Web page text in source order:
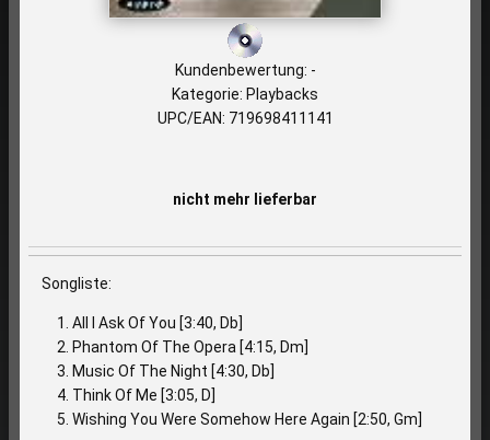
Kundenbewertung: -
Kategorie: Playbacks
UPC/EAN: 719698411141
nicht mehr lieferbar
Songliste:
All I Ask Of You [3:40, Db]
Phantom Of The Opera [4:15, Dm]
Music Of The Night [4:30, Db]
Think Of Me [3:05, D]
Wishing You Were Somehow Here Again [2:50, Gm]